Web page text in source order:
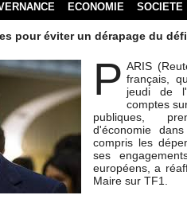
ECONOMIE SOCIETE
pour éviter un dérapage du
P ARIS
français,
jeudi de
comptes
publiques,
d'économie
compris les
ses
européens, a
Maire sur TF1.